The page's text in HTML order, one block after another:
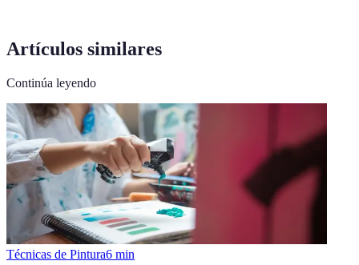
Artículos similares
Continúa leyendo
Técnicas de Pintura6 min